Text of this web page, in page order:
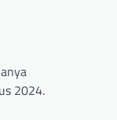
2024.